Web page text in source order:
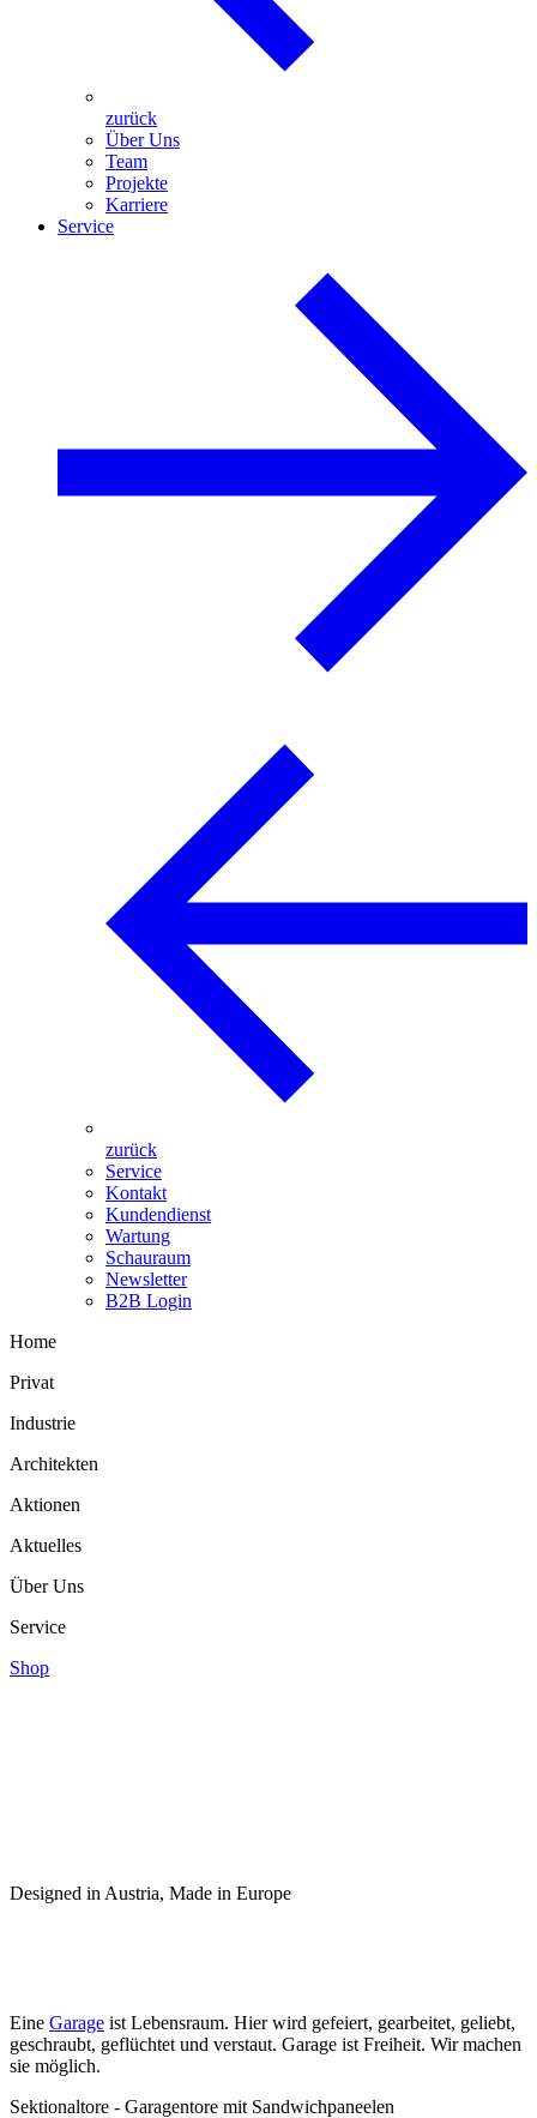
zurück
Über Uns
Team
Projekte
Karriere
Service
zurück
Service
Kontakt
Kundendienst
Wartung
Schauraum
Newsletter
B2B Login
Home
Privat
Industrie
Architekten
Aktionen
Aktuelles
Über Uns
Service
Shop
Designed in Austria, Made in Europe
Eine Garage ist Lebensraum. Hier wird gefeiert, gearbeitet, geliebt,
geschraubt, geflüchtet und verstaut. Garage ist Freiheit. Wir machen
sie möglich.
Sektionaltore - Garagentore mit Sandwichpaneelen